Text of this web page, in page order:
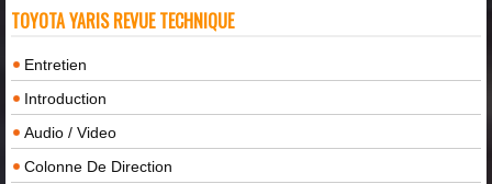
TOYOTA YARIS REVUE TECHNIQUE
Entretien
Introduction
Audio / Video
Colonne De Direction